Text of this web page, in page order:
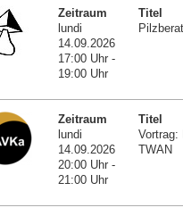
Zeitraum
lundi
14.09.2026
17:00 Uhr -
19:00 Uhr
Titel
Zeitraum
lundi
14.09.2026
20:00 Uhr -
21:00 Uhr
Titel
Vortrag:
TWAN